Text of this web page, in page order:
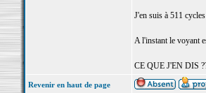
J'en suis à 511
A l'instant le voyant
CE QUE J'EN DIS
Revenir en haut de page